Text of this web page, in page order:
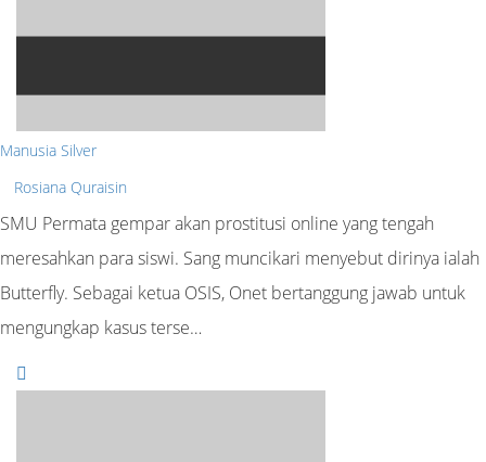
Manusia Silver
Rosiana Quraisin
SMU Permata gempar akan prostitusi online yang tengah
meresahkan para siswi. Sang muncikari menyebut dirinya ialah
Butterfly. Sebagai ketua OSIS, Onet bertanggung jawab untuk
mengungkap kasus terse…